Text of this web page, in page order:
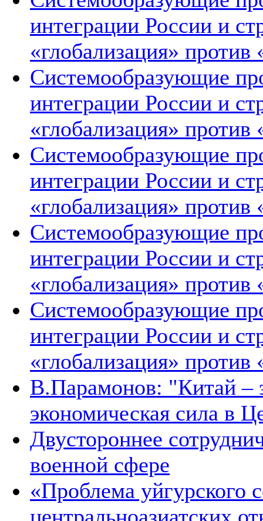
интеграции России и
«глобализация»
Системообразующие
интеграции России и
«глобализация»
Системообразующие
интеграции России и
«глобализация»
Системообразующие
интеграции России и
«глобализация»
Системообразующие
интеграции России и
«глобализация»
В.Парамонов: "Китай –
экономическая сила в
Двустороннее
военной сфере
«Проблема уйгурского